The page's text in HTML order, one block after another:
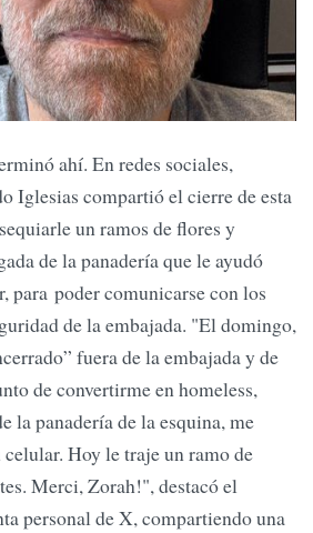
ahí. En redes sociales,
Iglesias compartió el cierre de esta
un ramos de flores y
de la panadería que le ayudó
para poder comunicarse con los
de la embajada. "El domingo,
fuera de la embajada y de
de convertirme en homeless,
la panadería de la esquina, me
celular. Hoy le traje un ramo de
Merci, Zorah!", destacó el
personal de X, compartiendo una